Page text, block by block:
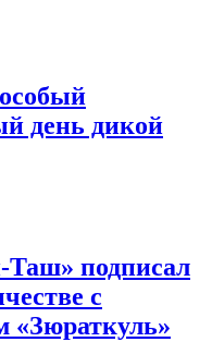
день дикой
Таш» подписал
с
«Зюраткуль»